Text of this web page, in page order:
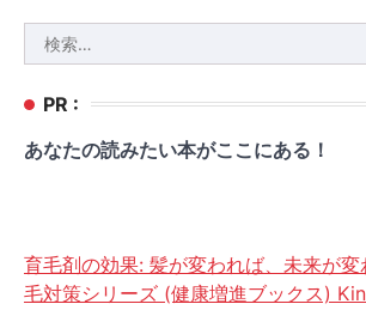
索:
PR :
あなたの読みたい本がここにある！
育毛剤の効果: 髪が変われば、未来が
毛対策シリーズ (健康増進ブックス)